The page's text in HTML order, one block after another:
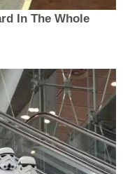
In The Whole